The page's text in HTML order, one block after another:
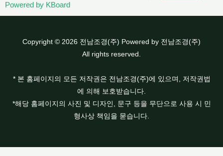
Powered by KBoard
Copyright © 2026 전남조경(주) Powered by 전남조경(주)
All rights reserved.
* 본 홈페이지의 모든 저작권은 전남조경(주)에 있으며, 저작권법
에 의해 보호받습니다.
*해당 홈페이지의 사진 및 디자인, 문구 등을 무단으로 사용 시 민
형사상 책임을 묻습니다.